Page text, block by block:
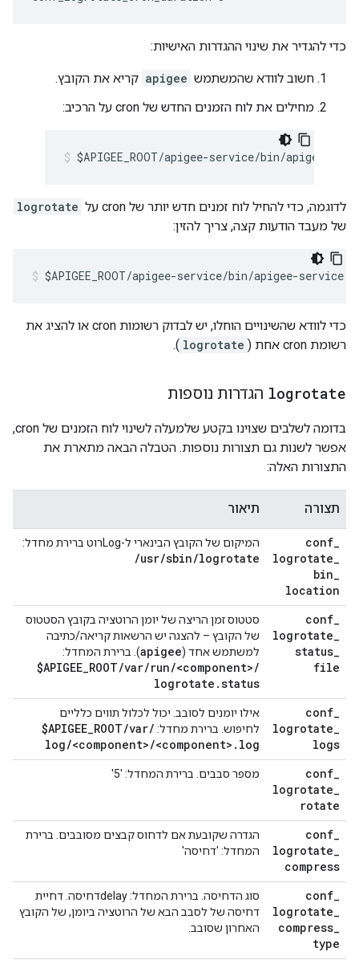
כדי להגדיר את שינוי ההגדרות האישיות:
חשוב לוודא שהמשתמש apigee קריא את הקובץ.
מחילים את לוח הזמנים החדש של cron על הרכיב:
$APIGEE_ROOT/apigee-service/bin/apigee-
לדוגמה, כדי להחיל לוח זמנים חדש יותר של cron על
logrotate
של מעבד הודעות קצה, צריך להזין:
$APIGEE_ROOT/apigee-service/bin/apigee-service
כדי לוודא שהשינויים הוחלו, יש לבדוק רשומות cron או להציג את
רשומת cron אחת (
logrotate
).
logrotate הגדרות נוספות
בדומה לשלבים שצוינו בקטע שלמעלה לשינוי לוח הזמנים של cron,
אפשר לשנות גם תצורות נוספות. הטבלה הבאה מתארת את
התצורות האלה:
תצורה תיאור
conf_
logrotate_
bin_
location
המיקום של הקובץ הבינארי ל-Logרוט ברירת מחדל:
/usr/sbin/logrotate
conf_
logrotate_
status_
file
סטטוס זמן הריצה של יומן הרוטציה בקובץ הסטטוס
של הקובץ – להצגה יש הרשאות קריאה/כתיבה
למשתמש אחד (apigee). ברירת המחדל:
$APIGEE_ROOT/var/run/<component>/
logrotate .status
conf_
logrotate_
logs
אילו יומנים לסובב. יכול לכלול תווים כלליים
לחיפוש. ברירת מחדל:
$APIGEE_ROOT/var/
log/<component>/<component> . log
conf_
logrotate_
rotate
מספר סבבים. ברירת המחדל: '5'
conf_
logrotate_
compress
הגדרה שקובעת אם לדחוס קבצים מסובבים. ברירת
המחדל: 'דחיסה'
conf_
logrotate_
compress_
type
סוג הדחיסה. ברירת המחדל: delayדחיסה. דחיית
דחיסה של לסבב הבא של הרוטציה ביומן, של הקובץ
האחרון שסובב.